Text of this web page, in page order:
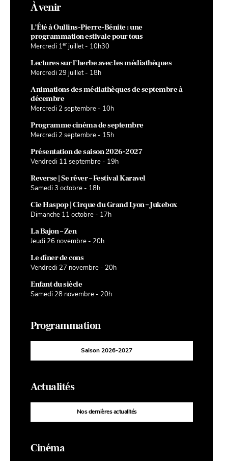
À venir
L’Été à Oullins-Pierre-Bénite : une
programmation estivale pour tous
Mercredi 1er juillet - 10h30
Lectures sur l’herbe avec les médiathèques
Mercredi 29 juillet - 18h
Animations des médiathèques de septembre à
décembre
Mercredi 2 septembre - 10h
Programme cinéma de septembre
Mercredi 2 septembre - 15h
Présentation de saison 2026-2027
Vendredi 11 septembre - 19h
Reverse | Se rêver – Festival Karavel
Samedi 3 octobre - 18h
Cie Haspop | Cirque du Grand Lyon – Jukebox
Dimanche 11 octobre - 17h
La Bajon – Zen
Jeudi 26 novembre - 20h
Le dîner de cons
Vendredi 27 novembre - 20h
Enfant du siècle
Samedi 28 novembre - 20h
Programmation
Saison 2026-2027
Actualités
Nos dernières actualités
Cinéma